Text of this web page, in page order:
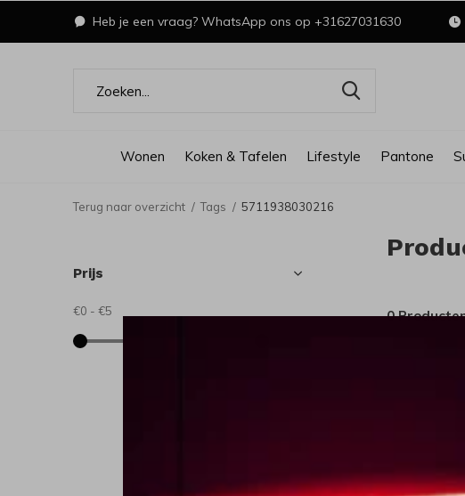
Wonen Koken & Tafelen Lifestyle Pantone
Heb je een vraag? WhatsApp ons op +31627031630
Terug naar overzicht Tags 5711938030216
0
Prijs
€0 - €5